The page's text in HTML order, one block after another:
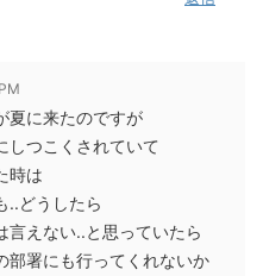
夏に来たのですが
しつこくされていて
時は
..どうしたら
言えない..と思っていたら
部署にも行ってくれないか